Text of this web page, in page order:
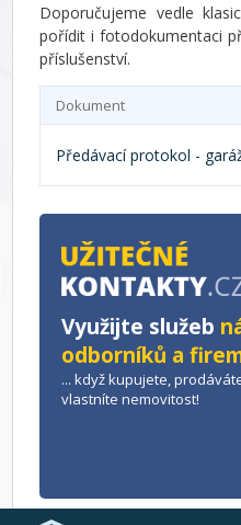
Doporučujeme vedle
pořídit i fotodokumentaci
příslušenství.
Dokument
Předávací protokol -
Využijte služeb
odborníků a
... když kupujete,
vlastníte nemovitost!